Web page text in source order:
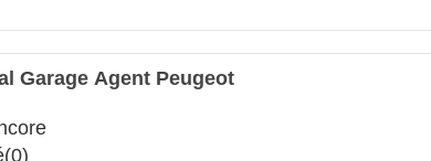
Garage Agent Peugeot
(0)